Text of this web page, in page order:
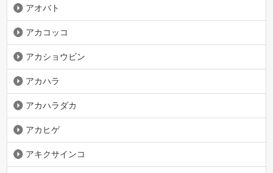
アオバト
アカコッコ
アカショウビン
アカハラ
アカハラダカ
アカヒゲ
アキクサインコ